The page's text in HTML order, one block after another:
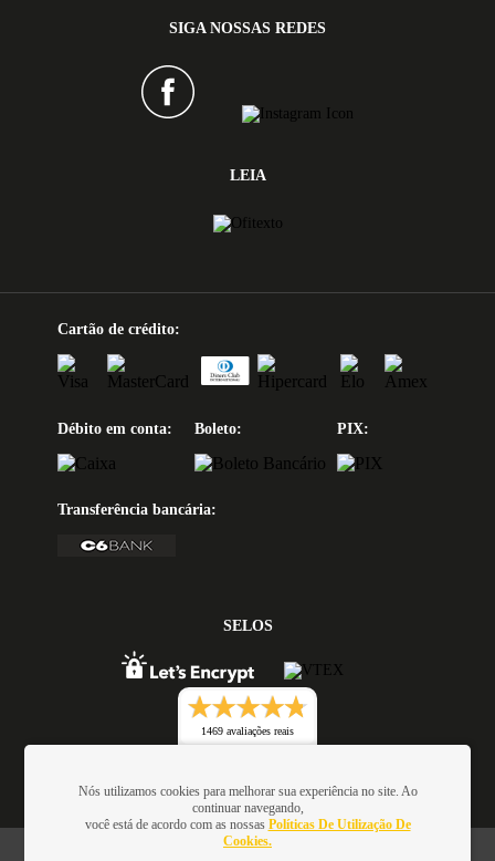
SIGA NOSSAS REDES
LEIA
Cartão de crédito:
Débito em conta: Boleto: PIX:
Transferência bancária:
SELOS
1469 avaliações reais
Nós utilizamos cookies para melhorar sua experiência no site. Ao
continuar navegando,
você está de acordo com as nossas Políticas De Utilização De
Cookies.